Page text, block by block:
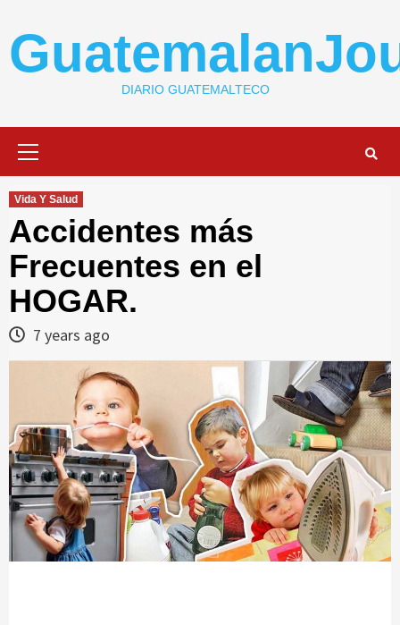
content
DIARIO GUATEMALTECO
Vida Y Salud
Accidentes más
Frecuentes en el
HOGAR.
7 years ago